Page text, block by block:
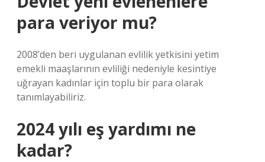
para veriyor mu?
2008’den beri uygulanan evlilik yetkisini yetim
emekli maaşlarının evliliği nedeniyle kesintiye
uğrayan kadınlar için toplu bir para olarak
tanımlayabiliriz.
2024 yılı eş yardımı ne
kadar?